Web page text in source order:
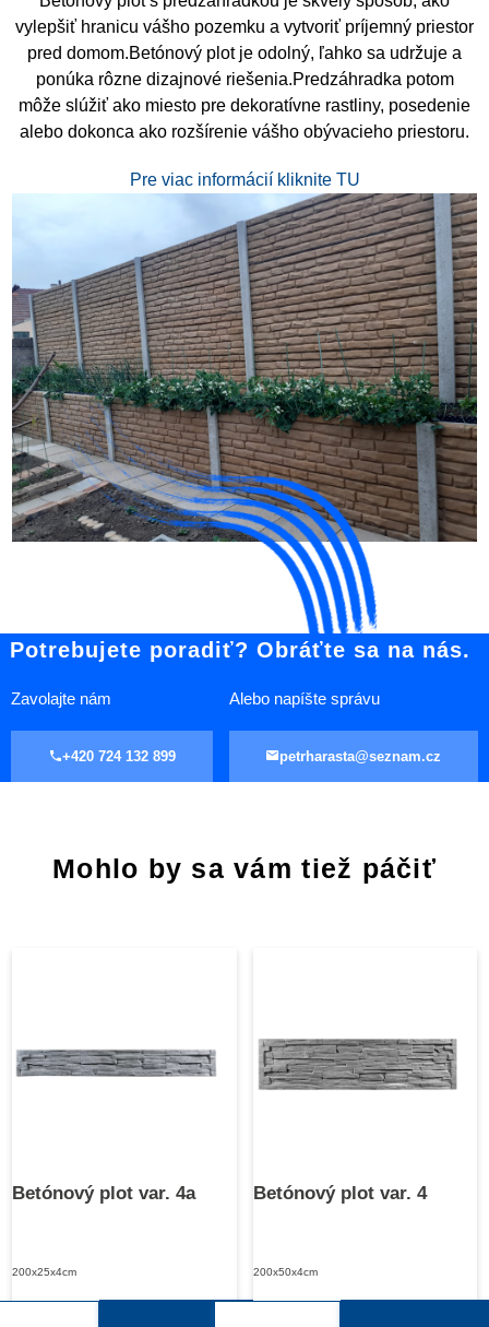
vylepšiť hranicu vášho pozemku a vytvoriť príjemný priestor
pred domom.Betónový plot je odolný, ľahko sa udržuje a
ponúka rôzne dizajnové riešenia.Predzáhradka potom
môže slúžiť ako miesto pre dekoratívne rastliny, posedenie
alebo dokonca ako rozšírenie vášho obývacieho priestoru.
Pre viac informácií kliknite TU
Potrebujete poradiť? Obráťte sa na nás.
Zavolajte nám
+420 724 132 899
Alebo napíšte správu
petrharasta@seznam.cz
Mohlo by sa vám tiež páčiť
Betónový plot var. 4a
200x25x4cm
Betónový plot var. 4
200x50x4cm